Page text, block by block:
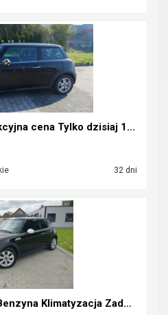
cena Tylko dzisiaj 1...
32 dni
Mini ONE Cooper 1.4 Benzyna Klimatyzacja Zadbany R...